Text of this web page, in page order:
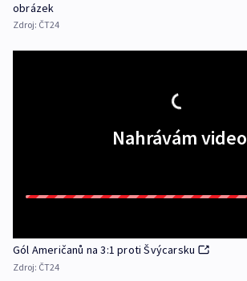
obrázek
Zdroj: ČT24
Nahrávám video
Gól Američanů na 3:1 proti Švýcarsku
Zdroj: ČT24